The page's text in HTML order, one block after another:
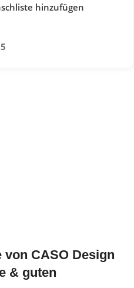
hinzufügen
CASO Design
& guten